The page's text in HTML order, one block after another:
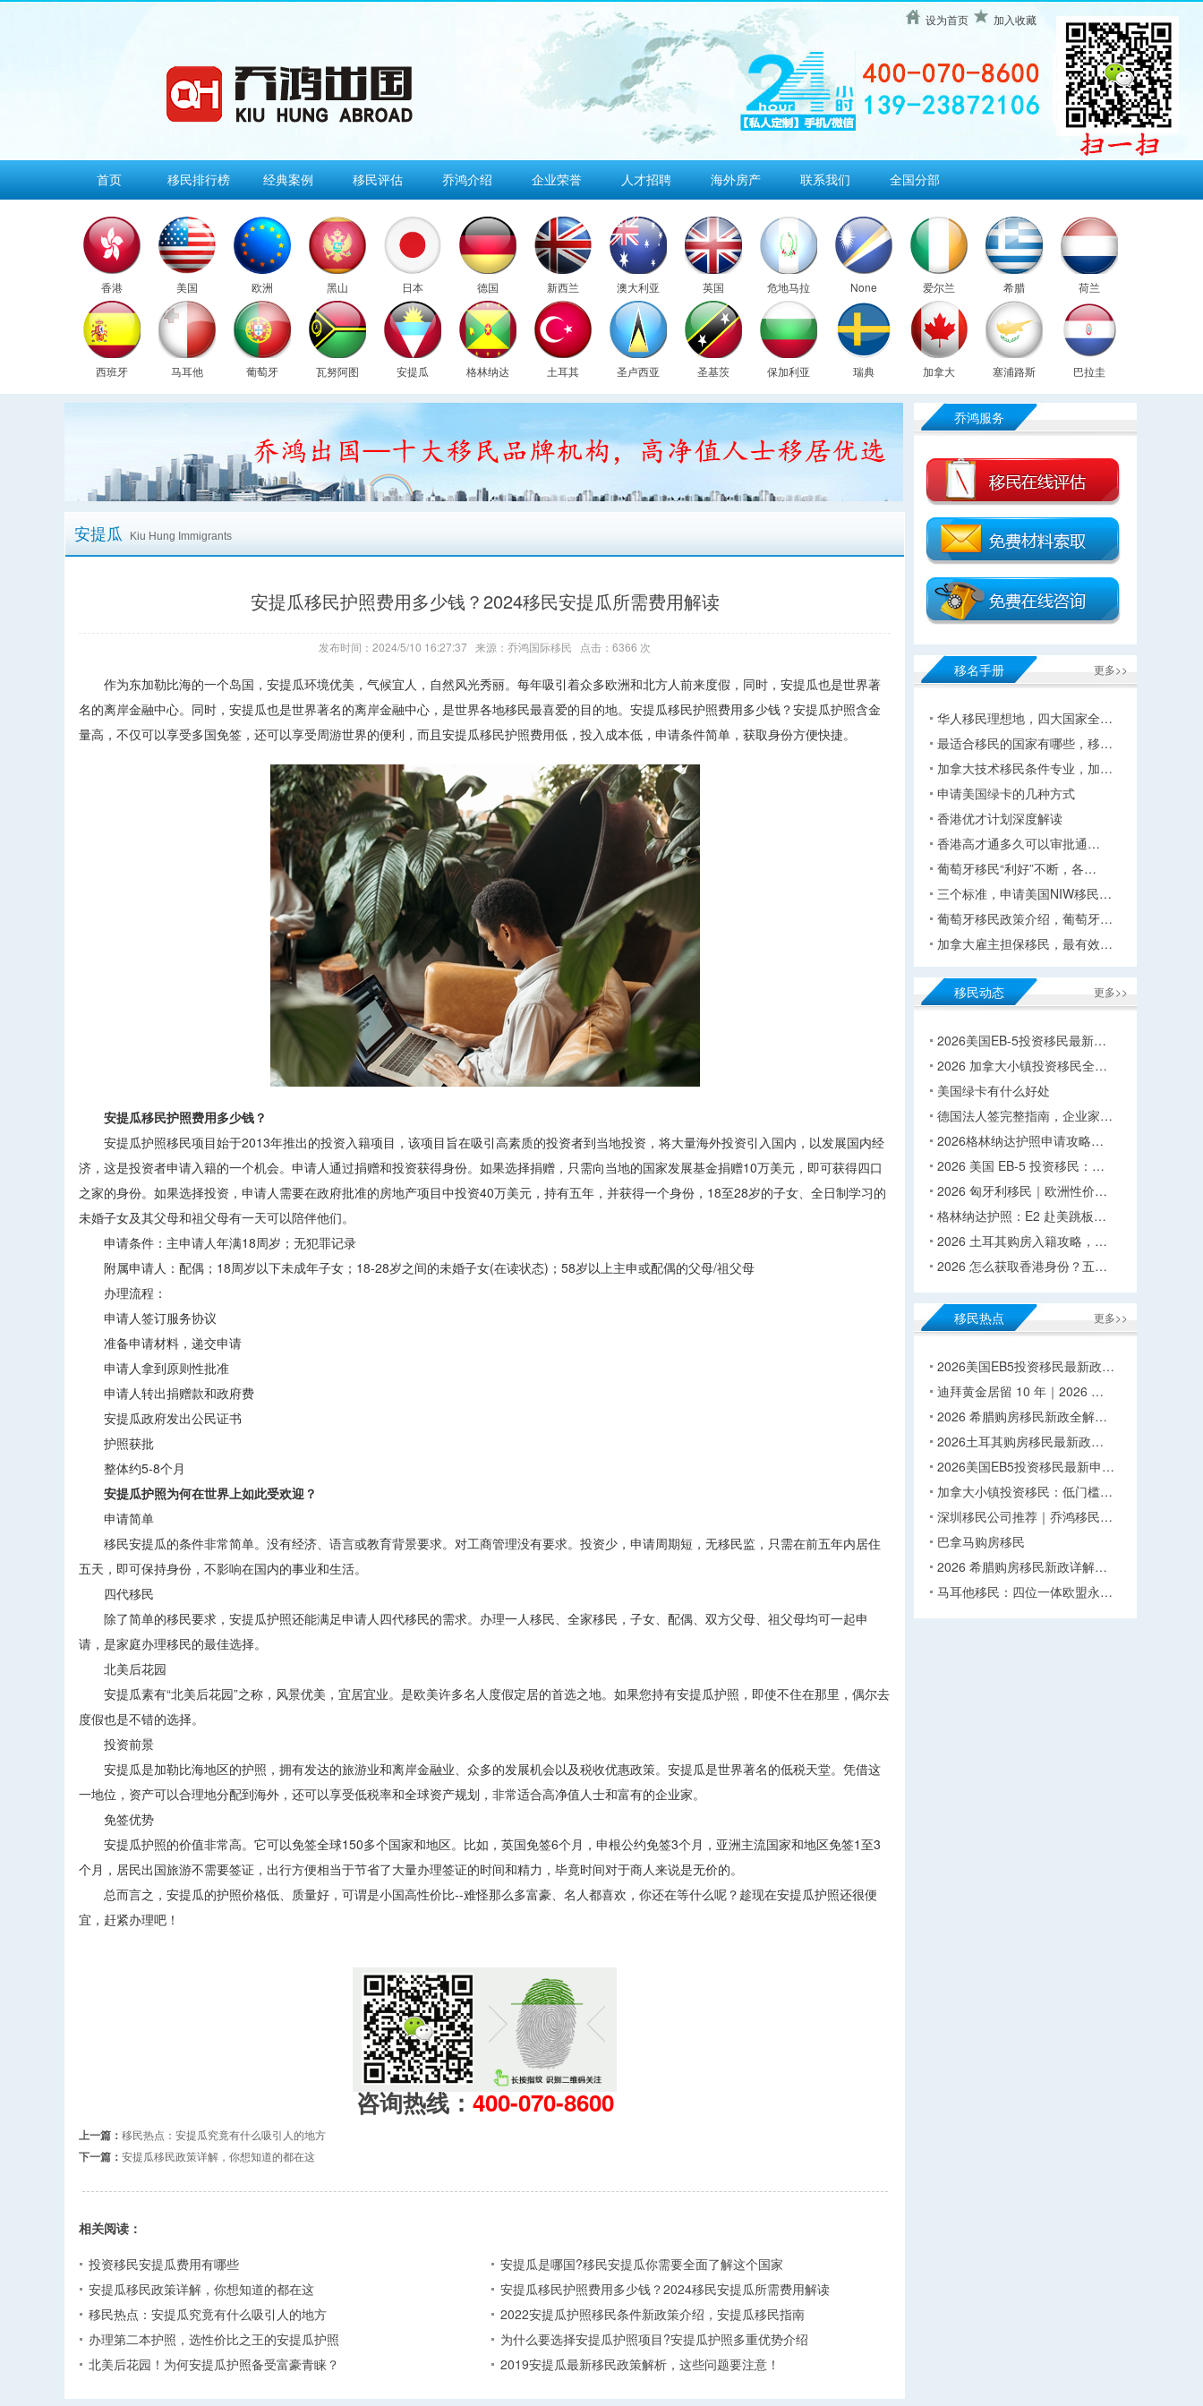
设为首页 加入收藏
首页 移民排行榜 经典案例 移民评估 乔鸿介绍 企业荣誉 人才招聘 海外房产 联系我们 全国分部
香港 美国 欧洲 黑山 日本 德国 新西兰 澳大利亚 英国 危地马拉 None 爱尔兰 希腊 荷兰
西班牙 马耳他 葡萄牙 瓦努阿图 安提瓜 格林纳达 土耳其 圣卢西亚 圣基茨 保加利亚 瑞典 加拿大 塞浦路斯 巴拉圭
安提瓜 Kiu Hung Immigrants
安提瓜移民护照费用多少钱？2024移民安提瓜所需费用解读
发布时间：2024/5/10 16:27:37 来源：乔鸿国际移民 点击：6366 次
作为东加勒比海的一个岛国，安提瓜环境优美，气候宜人，自然风光秀丽。每年吸引着众多欧洲和北方人前来度假，同时，安提瓜也是世界著
名的离岸金融中心。同时，安提瓜也是世界著名的离岸金融中心，是世界各地移民最喜爱的目的地。安提瓜移民护照费用多少钱？安提瓜护照含金
量高，不仅可以享受多国免签，还可以享受周游世界的便利，而且安提瓜移民护照费用低，投入成本低，申请条件简单，获取身份方便快捷。
安提瓜移民护照费用多少钱？
安提瓜护照移民项目始于2013年推出的投资入籍项目，该项目旨在吸引高素质的投资者到当地投资，将大量海外投资引入国内，以发展国内经
济，这是投资者申请入籍的一个机会。申请人通过捐赠和投资获得身份。如果选择捐赠，只需向当地的国家发展基金捐赠10万美元，即可获得四口
之家的身份。如果选择投资，申请人需要在政府批准的房地产项目中投资40万美元，持有五年，并获得一个身份，18至28岁的子女、全日制学习的
未婚子女及其父母和祖父母有一天可以陪伴他们。
申请条件：主申请人年满18周岁；无犯罪记录
附属申请人：配偶；18周岁以下未成年子女；18-28岁之间的未婚子女(在读状态)；58岁以上主申或配偶的父母/祖父母
办理流程：
申请人签订服务协议
准备申请材料，递交申请
申请人拿到原则性批准
申请人转出捐赠款和政府费
安提瓜政府发出公民证书
护照获批
整体约5-8个月
安提瓜护照为何在世界上如此受欢迎？
申请简单
移民安提瓜的条件非常简单。没有经济、语言或教育背景要求。对工商管理没有要求。投资少，申请周期短，无移民监，只需在前五年内居住
五天，即可保持身份，不影响在国内的事业和生活。
四代移民
除了简单的移民要求，安提瓜护照还能满足申请人四代移民的需求。办理一人移民、全家移民，子女、配偶、双方父母、祖父母均可一起申
请，是家庭办理移民的最佳选择。
北美后花园
安提瓜素有“北美后花园”之称，风景优美，宜居宜业。是欧美许多名人度假定居的首选之地。如果您持有安提瓜护照，即使不住在那里，偶尔去
度假也是不错的选择。
投资前景
安提瓜是加勒比海地区的护照，拥有发达的旅游业和离岸金融业、众多的发展机会以及税收优惠政策。安提瓜是世界著名的低税天堂。凭借这
一地位，资产可以合理地分配到海外，还可以享受低税率和全球资产规划，非常适合高净值人士和富有的企业家。
免签优势
安提瓜护照的价值非常高。它可以免签全球150多个国家和地区。比如，英国免签6个月，申根公约免签3个月，亚洲主流国家和地区免签1至3
个月，居民出国旅游不需要签证，出行方便相当于节省了大量办理签证的时间和精力，毕竟时间对于商人来说是无价的。
总而言之，安提瓜的护照价格低、质量好，可谓是小国高性价比--难怪那么多富豪、名人都喜欢，你还在等什么呢？趁现在安提瓜护照还很便
宜，赶紧办理吧！
咨询热线： 400-070-8600
上一篇： 移民热点：安提瓜究竟有什么吸引人的地方
下一篇： 安提瓜移民政策详解，你想知道的都在这
相关阅读：
投资移民安提瓜费用有哪些
安提瓜是哪国?移民安提瓜你需要全面了解这个国家
安提瓜移民政策详解，你想知道的都在这
安提瓜移民护照费用多少钱？2024移民安提瓜所需费用解读
移民热点：安提瓜究竟有什么吸引人的地方
2022安提瓜护照移民条件新政策介绍，安提瓜移民指南
办理第二本护照，选性价比之王的安提瓜护照
为什么要选择安提瓜护照项目?安提瓜护照多重优势介绍
北美后花园！为何安提瓜护照备受富豪青睐？
2019安提瓜最新移民政策解析，这些问题要注意！
乔鸿服务
更多>>
移名手册
华人移民理想地，四大国家全…
最适合移民的国家有哪些，移…
加拿大技术移民条件专业，加…
申请美国绿卡的几种方式
香港优才计划深度解读
香港高才通多久可以审批通…
葡萄牙移民“利好”不断，各…
三个标准，申请美国NIW移民…
葡萄牙移民政策介绍，葡萄牙…
加拿大雇主担保移民，最有效…
更多>>
移民动态
2026美国EB-5投资移民最新…
2026 加拿大小镇投资移民全…
美国绿卡有什么好处
德国法人签完整指南，企业家…
2026格林纳达护照申请攻略…
2026 美国 EB-5 投资移民：…
2026 匈牙利移民｜欧洲性价…
格林纳达护照：E2 赴美跳板…
2026 土耳其购房入籍攻略，…
2026 怎么获取香港身份？五…
更多>>
移民热点
2026美国EB5投资移民最新政…
迪拜黄金居留 10 年｜2026 …
2026 希腊购房移民新政全解…
2026土耳其购房移民最新政…
2026美国EB5投资移民最新申…
加拿大小镇投资移民：低门槛…
深圳移民公司推荐｜乔鸿移民…
巴拿马购房移民
2026 希腊购房移民新政详解…
马耳他移民：四位一体欧盟永…